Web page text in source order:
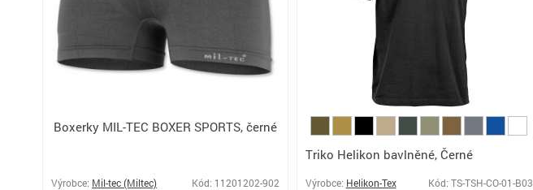
Boxerky MIL-TEC BOXER SPORTS, černé
Výrobce: Mil-tec (Miltec) Kód: 11201202-902
Triko Helikon bavlněné, Černé
Výrobce: Helikon-Tex Kód: TS-TSH-CO-01-B03